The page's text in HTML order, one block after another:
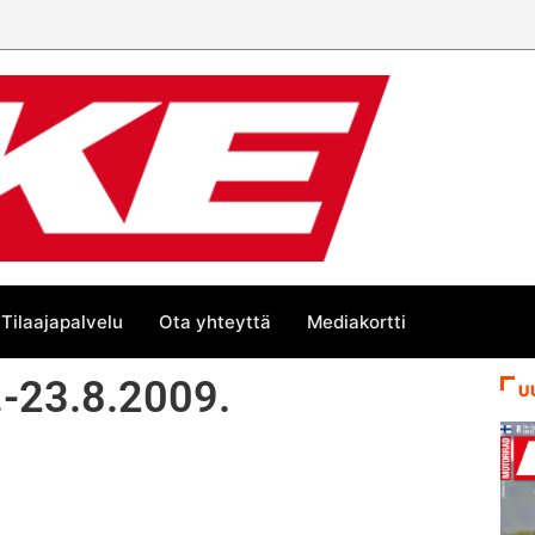
Tilaajapalvelu Ota yhteyttä Mediakortti
23.8.2009.